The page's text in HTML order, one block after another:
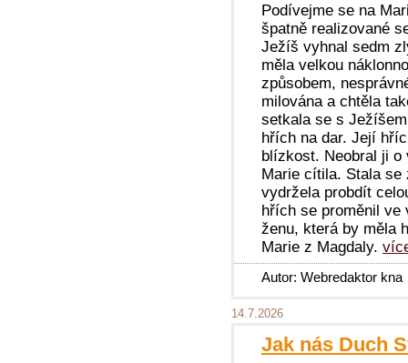
Podívejme se na
špatně realizované
Ježíš vyhnal sedm
měla velkou
způsobem,
milována a chtěla
setkala se s
hřích na dar. Její
blízkost. Neobral ji o
Marie cítila. Stala se
vydržela probdít
hřích se proměnil ve
ženu, která by měla
Marie z Magdaly.
Autor: Webredaktor kna
14.7.2026
Jak nás Duch